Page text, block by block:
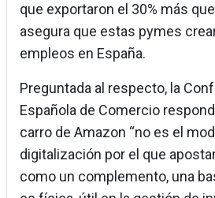
que exportaron el 30% más
asegura que estas pymes
empleos en España.
Preguntada al respecto, la
Española de Comercio
carro de Amazon “no es el
digitalización por el que
como un complemento, una